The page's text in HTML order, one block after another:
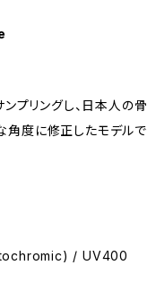
プリングし、日本人の骨
角度に修正したモデルで
/ UV400